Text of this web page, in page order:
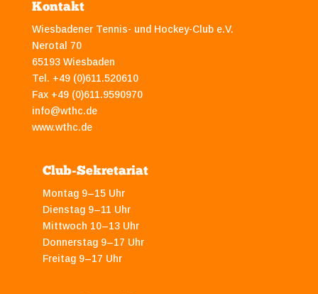
Kontakt
Wiesbadener Tennis- und Hockey-Club e.V.
Nerotal 70
65193 Wiesbaden
Tel. +49 (0)611.520610
Fax +49 (0)611.9590970
info@wthc.de
www.wthc.de
Club-Sekretariat
Montag 9–15 Uhr
Dienstag 9–11 Uhr
Mittwoch 10–13 Uhr
Donnerstag 9–17 Uhr
Freitag 9–17 Uhr